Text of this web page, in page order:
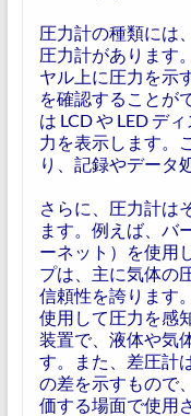
圧力計の種類には
圧力計があります
ヤル上に圧力を示
を確認することが
は LCD や LED デ
力を表示します。
り、記録やデータ
さらに、圧力計は
ます。例えば、バ
ーネット）を使用
プは、主に気体の
信頼性を誇ります
使用して圧力を感
装置で、液体や気
す。また、差圧計
の差を示すもので
価する場面で使用